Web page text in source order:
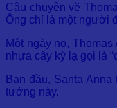
Câu chuyện về
Ông chỉ là một người
Một ngày nọ,
nhựa cây kỳ lạ gọi là
Ban đầu, Santa
tưởng này.